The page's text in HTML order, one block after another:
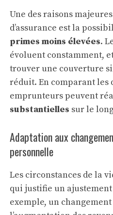
Une des raisons
d’assurance est la
primes moins élevées.
évoluent constamment,
trouver une couverture
réduit. En comparant les
emprunteurs peuvent
substantielles sur le
Adaptation aux
personnelle
Les circonstances de la
qui justifie un ajustement
exemple, un